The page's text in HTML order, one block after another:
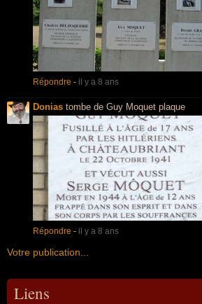
Répondre - il y a 8 ans
Donias tombe de Guy Moquet plaque
Répondre - il y a 8 ans
Votre publication...
Liens